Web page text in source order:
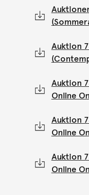
Auktion
Auktion
Online
Auktion
Online
Auktion
Online